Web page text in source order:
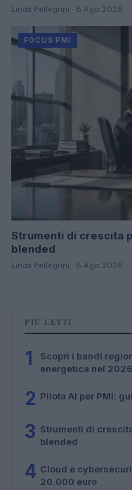
Linda Pellegrini · 8 Ago 2026
FOCUS PMI
Strumenti di crescita
blended
Linda Pellegrini · 8 Ago 2026
PIÙ LETTI
1
Scopri i bandi
energetica nel 2026
2 Pilota AI per PMI:
3 Strumenti di
blended
4 Cloud e
20.000 euro